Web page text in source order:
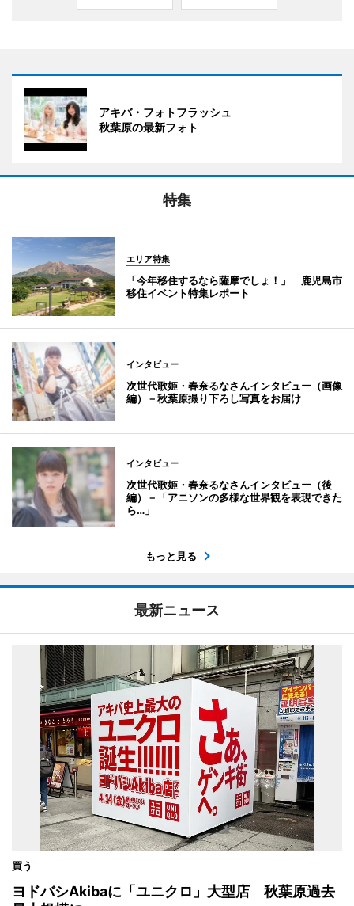
アキバ・フォトフラッシュ
秋葉原の最新フォト
特集
エリア特集
「今年移住するなら薩摩でしょ！」 鹿児島市
移住イベント特集レポート
インタビュー
次世代歌姫・春奈るなさんインタビュー（画像
編）－秋葉原撮り下ろし写真をお届け
インタビュー
次世代歌姫・春奈るなさんインタビュー（後
編）－「アニソンの多様な世界観を表現できた
ら…」
もっと見る
最新ニュース
買う
ヨドバシAkibaに「ユニクロ」大型店 秋葉原過去